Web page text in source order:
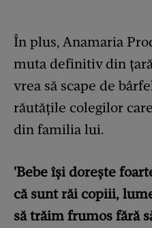
În plus, Anamaria
muta definitiv din
vrea să scape de
răutățile colegilor
din familia lui.
'Bebe își dorește
că sunt răi copiii,
să trăim frumos fără